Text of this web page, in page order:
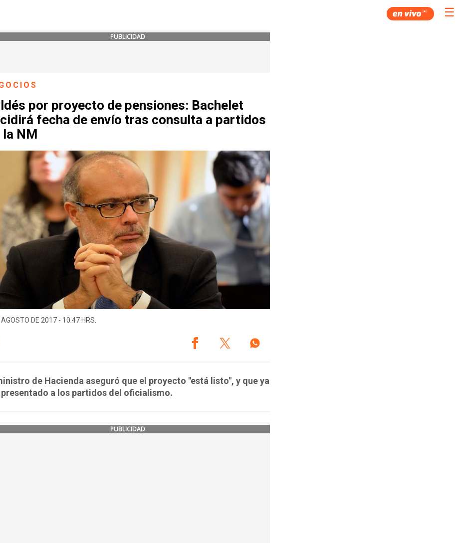
☰
PUBLICIDAD
por proyecto de pensiones: Bachelet
fecha de envío tras consulta a partidos
la NM
AGOSTO DE 2017 - 10:47 HRS.
de Hacienda aseguró que el proyecto "está listo", y que ya
a los partidos del oficialismo.
PUBLICIDAD